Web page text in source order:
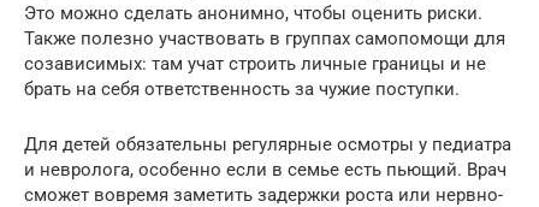
Это можно сделать анонимно, чтобы оценить риски.
Также полезно участвовать в группах самопомощи для
созависимых: там учат строить личные границы и не
брать на себя ответственность за чужие поступки.
Для детей обязательны регулярные осмотры у педиатра
и невролога, особенно если в семье есть пьющий. Врач
сможет вовремя заметить задержки роста или нервно-